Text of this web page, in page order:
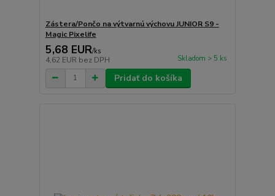
Zástera/Pončo na výtvarnú výchovu JUNIOR S9 -
Magic Pixelife
5,68 EUR/ks
4,62 EUR bez DPH Skladom > 5 ks
Pridať do košíka